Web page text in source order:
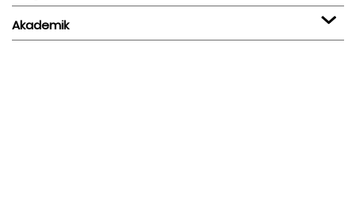
Akademik